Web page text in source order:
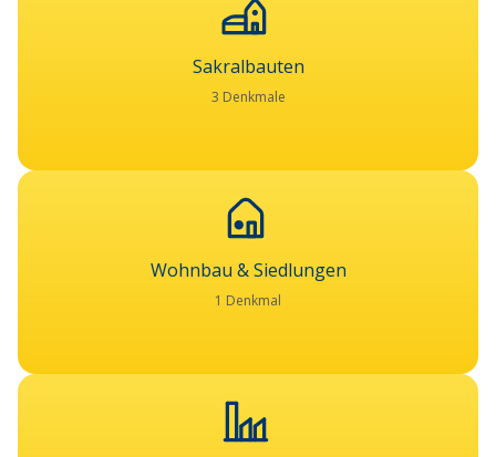
Sakralbauten
3 Denkmale
Wohnbau & Siedlungen
1 Denkmal